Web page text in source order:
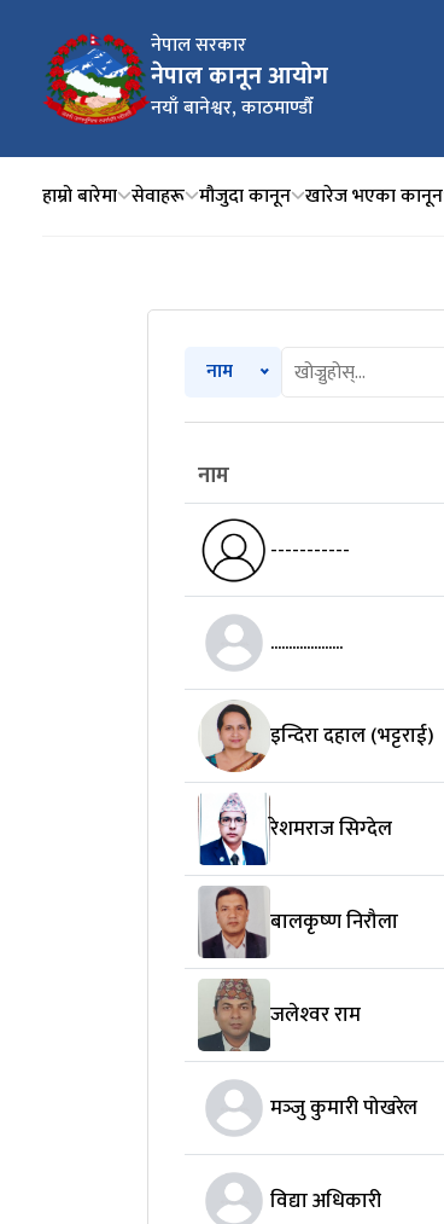
नेपाल सरकार
नेपाल कानून आयोग
नयाँ बानेश्वर, काठमाण्डौँ
हाम्रो बारेमा सेवाहरू मौजुदा कानून खारेज भएका कानून
नाम
नाम
-----------
....................
इन्दिरा दहाल (भट्टराई)
रेशमराज सिग्‍देल
बालकृष्‍ण निरौला
जलेश्‍वर राम
मञ्‍जु कुमारी पोखरेल
विद्या अधिकारी